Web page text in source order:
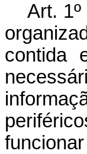
Art.
contida